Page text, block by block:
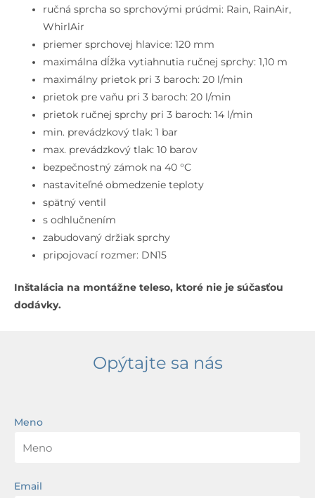
inštalácia,
chróm
ručná sprcha so sprchovými prúdmi: Rain, RainAir,
WhirlAir
priemer sprchovej hlavice: 120 mm
maximálna dĺžka vytiahnutia ručnej sprchy: 1,10 m
maximálny prietok pri 3 baroch: 20 l/min
prietok pre vaňu pri 3 baroch: 20 l/min
prietok ručnej sprchy pri 3 baroch: 14 l/min
min. prevádzkový tlak: 1 bar
max. prevádzkový tlak: 10 barov
bezpečnostný zámok na 40 °C
nastaviteľné obmedzenie teploty
spätný ventil
s odhlučnením
zabudovaný držiak sprchy
pripojovací rozmer: DN15
Inštalácia na montážne teleso, ktoré nie je súčasťou
dodávky.
Opýtajte sa nás
Meno
Email